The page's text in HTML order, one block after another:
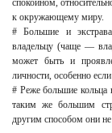
спокойном,
к окружающему миру.
# Большие и
владельцу (чаще —
может быть и
личности, особенно
# Реже большие
таким же большим
другим способом они